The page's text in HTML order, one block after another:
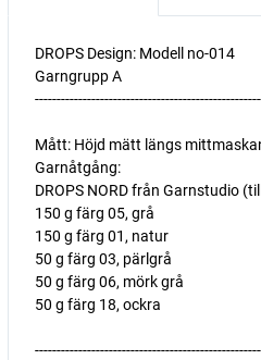
DROPS Design: Modell no-014
Garngrupp A
Mått: Höjd mätt längs
Garnåtgång:
DROPS NORD från Garnstudio
150 g färg 05, grå
150 g färg 01, natur
50 g färg 03, pärlgrå
50 g färg 06, mörk grå
50 g färg 18, ockra